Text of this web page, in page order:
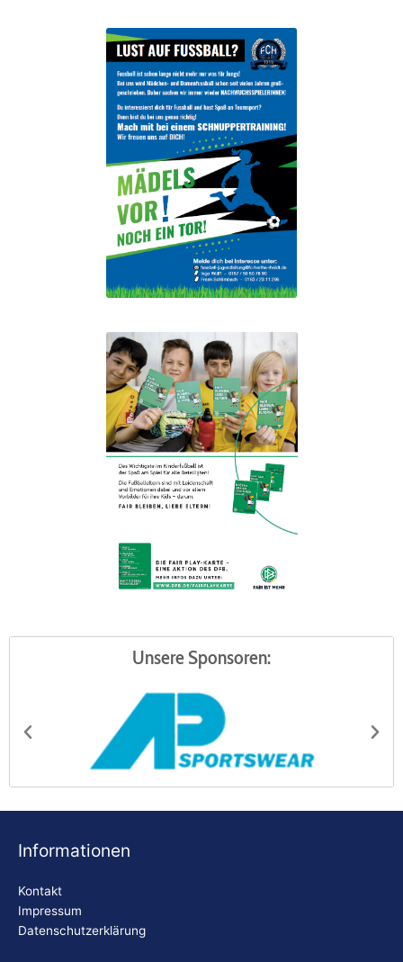
Unsere Sponsoren:
AP Sportswear
Informationen
Kontakt
Impressum
Datenschutzerklärung